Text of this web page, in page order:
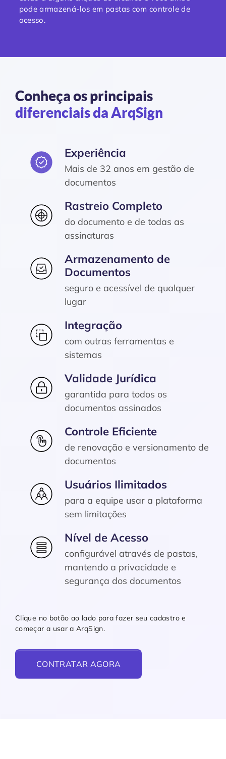
pode armazená-los em pastas com controle de
acesso.
Conheça os principais
diferenciais da ArqSign
Experiência
Mais de 32 anos em gestão de
documentos
Rastreio Completo
do documento e de todas as
assinaturas
Armazenamento de
Documentos
seguro e acessível de qualquer
lugar
Integração
com outras ferramentas e
sistemas
Validade Jurídica
garantida para todos os
documentos assinados
Controle Eficiente
de renovação e versionamento de
documentos
Usuários Ilimitados
para a equipe usar a plataforma
sem limitações
Nível de Acesso
configurável através de pastas,
mantendo a privacidade e
segurança dos documentos
Clique no botão ao lado para fazer seu cadastro e
começar a usar a ArqSign.
CONTRATAR AGORA